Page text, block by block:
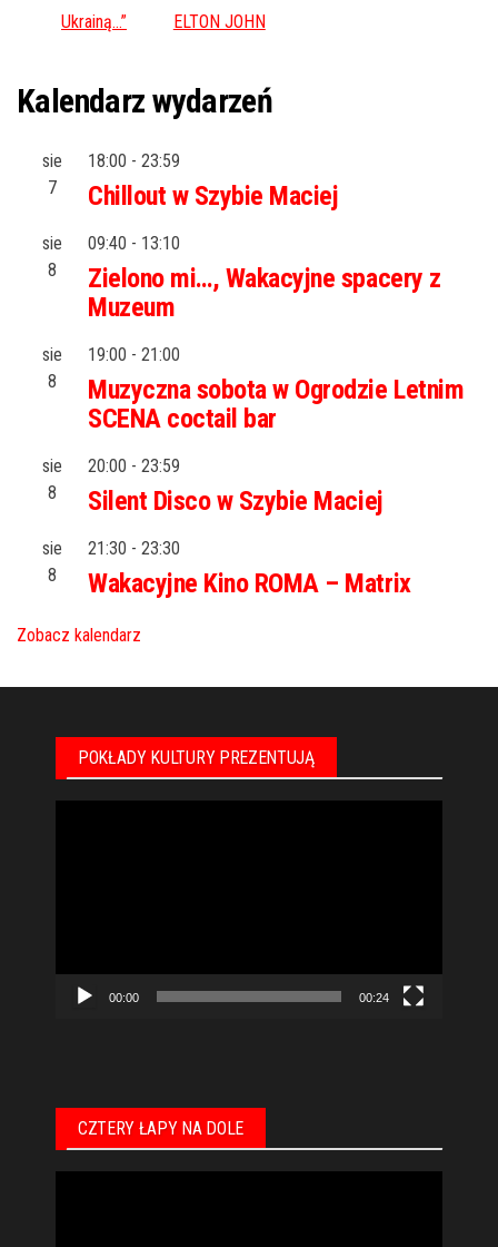
Ukrainą…”
ELTON JOHN
Kalendarz wydarzeń
sie
7
18:00 - 23:59
Chillout w Szybie Maciej
sie
8
09:40 - 13:10
Zielono mi…, Wakacyjne spacery z
Muzeum
sie
8
19:00 - 21:00
Muzyczna sobota w Ogrodzie Letnim
SCENA coctail bar
sie
8
20:00 - 23:59
Silent Disco w Szybie Maciej
sie
8
21:30 - 23:30
Wakacyjne Kino ROMA – Matrix
Zobacz kalendarz
POKŁADY KULTURY PREZENTUJĄ
00:00 00:24
CZTERY ŁAPY NA DOLE